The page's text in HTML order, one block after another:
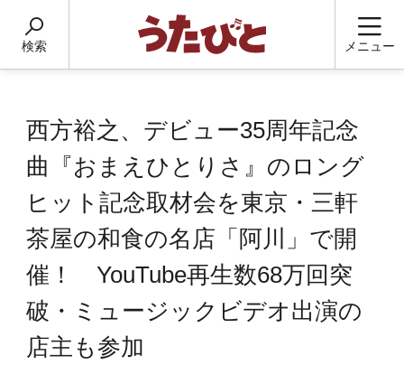
検索 メニュー
西方裕之、デビュー35周年記念
曲『おまえひとりさ』のロング
ヒット記念取材会を東京・三軒
茶屋の和食の名店「阿川」で開
催！ YouTube再生数68万回突
破・ミュージックビデオ出演の
店主も参加